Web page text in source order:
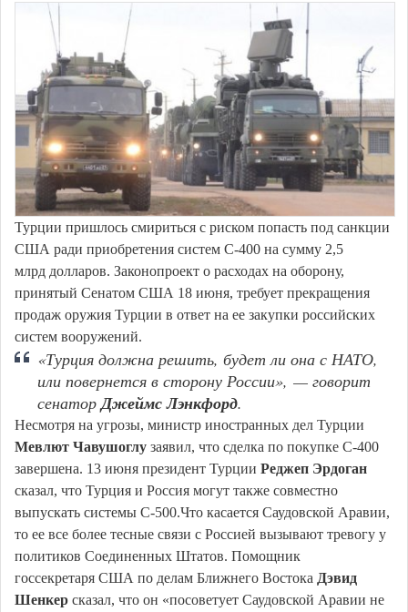
Турции пришлось смириться с риском попасть под санкции
США ради приобретения систем С-400 на сумму 2,5
млрд долларов. Законопроект о расходах на оборону,
принятый Сенатом США 18 июня, требует прекращения
продаж оружия Турции в ответ на ее закупки российских
систем вооружений.
«Турция должна решить, будет ли она с НАТО,
или повернется в сторону России», — говорит
сенатор Джеймс Лэнкфорд.
Несмотря на угрозы, министр иностранных дел Турции
Мевлют Чавушоглу заявил, что сделка по покупке С-400
завершена. 13 июня президент Турции Реджеп Эрдоган
сказал, что Турция и Россия могут также совместно
выпускать системы С-500.Что касается Саудовской Аравии,
то ее все более тесные связи с Россией вызывают тревогу у
политиков Соединенных Штатов. Помощник
госсекретаря США по делам Ближнего Востока Дэвид
Шенкер сказал, что он «посоветует Саудовской Аравии не